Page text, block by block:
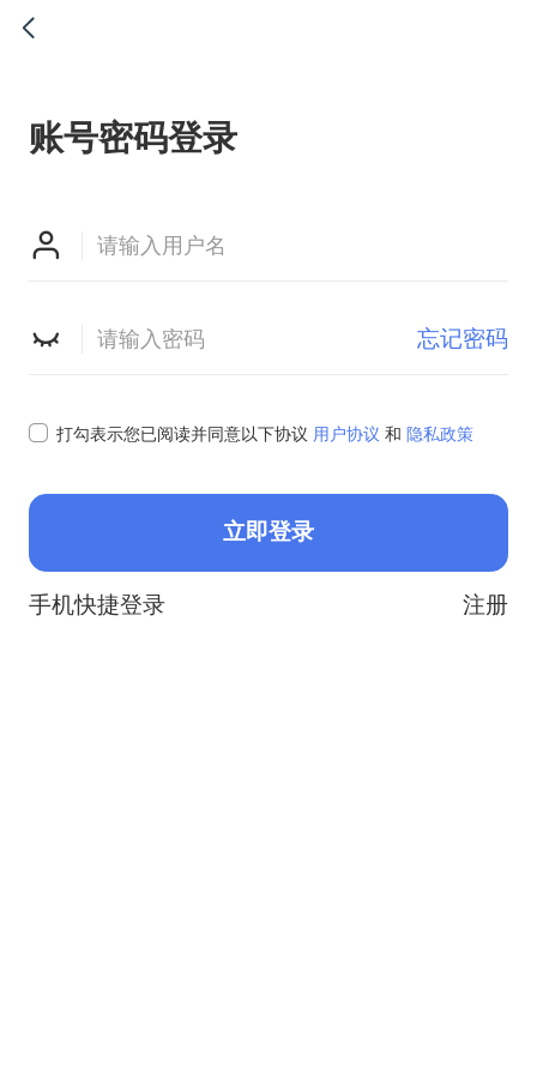

账号密码登录

 忘记密码
 打勾表示您已阅读并同意以下协议 用户协议 和 隐私政策
立即登录
手机快捷登录 注册